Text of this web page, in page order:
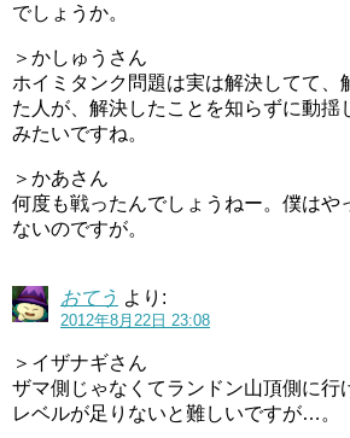
でしょうか。
＞かしゅうさん
ホイミタンク問題は実は解決してて、
た人が、解決したことを知らずに動揺
みたいですね。
＞かあさん
何度も戦ったんでしょうねー。僕はや
ないのですが。
おてう より:
2012年8月22日 23:08
＞イザナギさん
ザマ側じゃなくてランドン山頂側に行
レベルが足りないと難しいですが…。